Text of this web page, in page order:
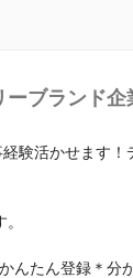
ブランド
験活かせます
んたん登録＊分